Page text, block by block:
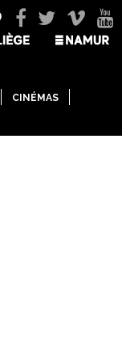
CINÉMAS